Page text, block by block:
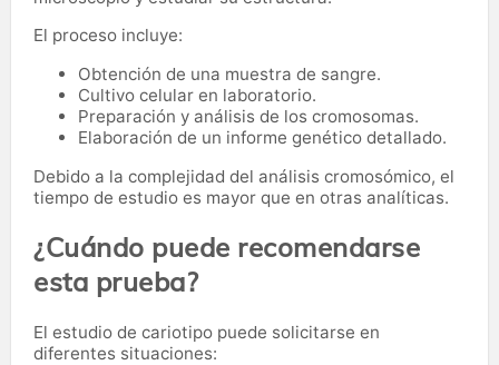
El proceso incluye:
Obtención de una muestra de sangre.
Cultivo celular en laboratorio.
Preparación y análisis de los cromosomas.
Elaboración de un informe genético detallado.
Debido a la complejidad del análisis cromosómico, el
tiempo de estudio es mayor que en otras analíticas.
¿Cuándo puede recomendarse
esta prueba?
El estudio de cariotipo puede solicitarse en
diferentes situaciones: